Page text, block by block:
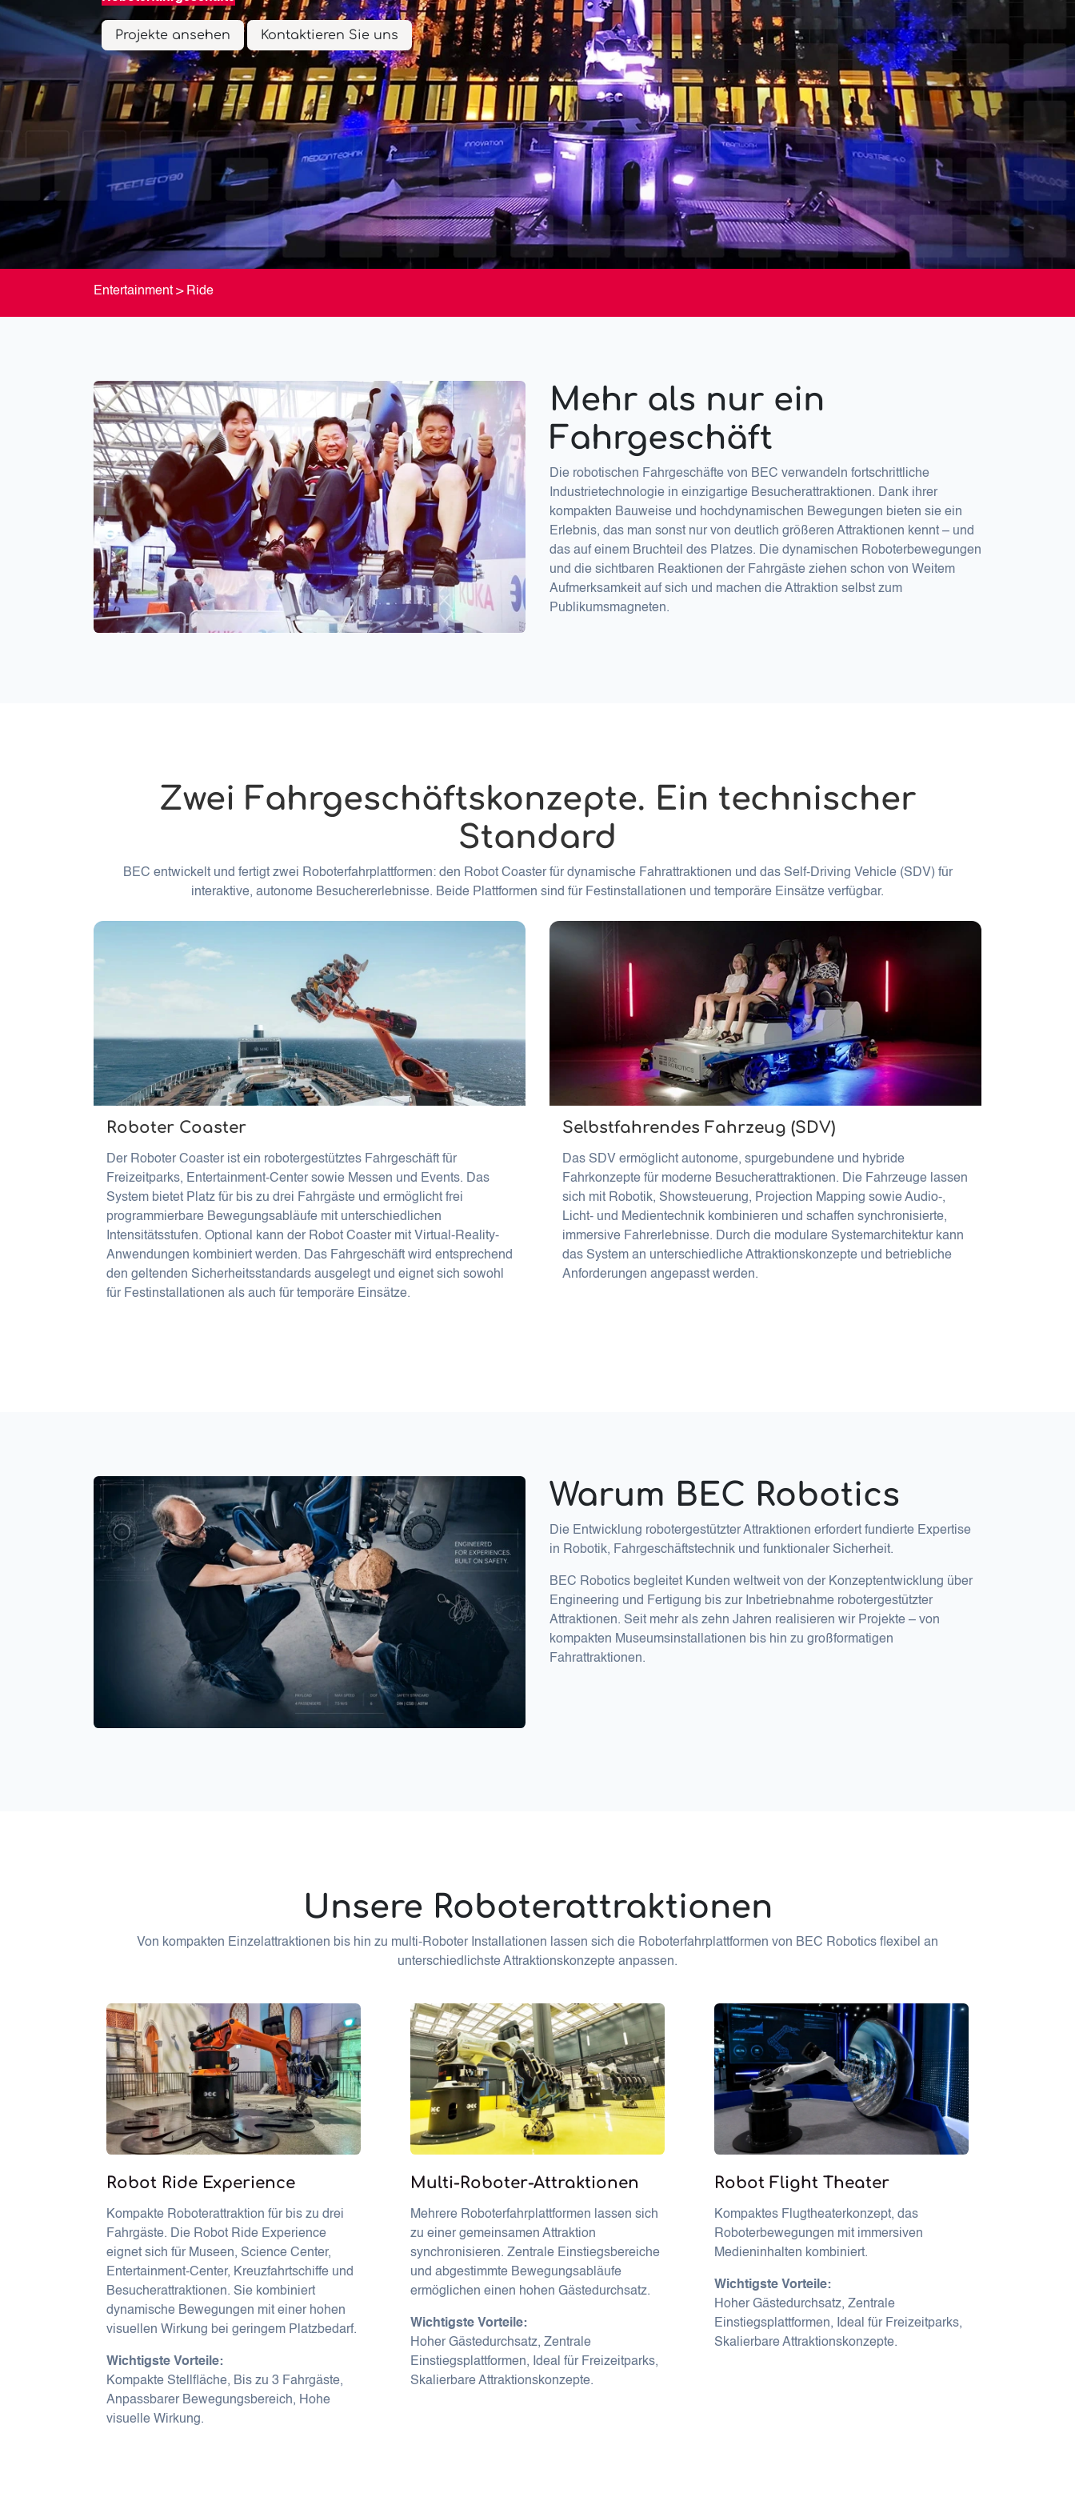
Projekte ansehen Kontaktieren Sie uns
Entertainment > Ride
Mehr als nur ein
Fahrgeschäft
Die robotischen Fahrgeschäfte von BEC verwandeln fortschrittliche
Industrietechnologie in einzigartige Besucherattraktionen. Dank ihrer
kompakten Bauweise und hochdynamischen Bewegungen bieten sie ein
Erlebnis, das man sonst nur von deutlich größeren Attraktionen kennt – und
das auf einem Bruchteil des Platzes. Die dynamischen Roboterbewegungen
und die sichtbaren Reaktionen der Fahrgäste ziehen schon von Weitem
Aufmerksamkeit auf sich und machen die Attraktion selbst zum
Publikumsmagneten.
Zwei Fahrgeschäftskonzepte. Ein technischer
Standard
BEC entwickelt und fertigt zwei Roboterfahrplattformen: den Robot Coaster für dynamische Fahrattraktionen und das Self-Driving Vehicle (SDV) für
interaktive, autonome Besuchererlebnisse. Beide Plattformen sind für Festinstallationen und temporäre Einsätze verfügbar.
Roboter Coaster
Der Roboter Coaster ist ein robotergestütztes Fahrgeschäft für
Freizeitparks, Entertainment-Center sowie Messen und Events. Das
System bietet Platz für bis zu drei Fahrgäste und ermöglicht frei
programmierbare Bewegungsabläufe mit unterschiedlichen
Intensitätsstufen. Optional kann der Robot Coaster mit Virtual-Reality-
Anwendungen kombiniert werden. Das Fahrgeschäft wird entsprechend
den geltenden Sicherheitsstandards ausgelegt und eignet sich sowohl
für Festinstallationen als auch für temporäre Einsätze.
Selbstfahrendes Fahrzeug (SDV)
Das SDV ermöglicht autonome, spurgebundene und hybride
Fahrkonzepte für moderne Besucherattraktionen. Die Fahrzeuge lassen
sich mit Robotik, Showsteuerung, Projection Mapping sowie Audio-,
Licht- und Medientechnik kombinieren und schaffen synchronisierte,
immersive Fahrerlebnisse. Durch die modulare Systemarchitektur kann
das System an unterschiedliche Attraktionskonzepte und betriebliche
Anforderungen angepasst werden.
Warum BEC Robotics
Die Entwicklung robotergestützter Attraktionen erfordert fundierte Expertise
in Robotik, Fahrgeschäftstechnik und funktionaler Sicherheit.
BEC Robotics begleitet Kunden weltweit von der Konzeptentwicklung über
Engineering und Fertigung bis zur Inbetriebnahme robotergestützter
Attraktionen. Seit mehr als zehn Jahren realisieren wir Projekte – von
kompakten Museumsinstallationen bis hin zu großformatigen
Fahrattraktionen.
Unsere Roboterattraktionen
Von kompakten Einzelattraktionen bis hin zu multi-Roboter Installationen lassen sich die Roboterfahrplattformen von BEC Robotics flexibel an
unterschiedlichste Attraktionskonzepte anpassen.
Robot Ride Experience
Kompakte Roboterattraktion für bis zu drei
Fahrgäste. Die Robot Ride Experience
eignet sich für Museen, Science Center,
Entertainment-Center, Kreuzfahrtschiffe und
Besucherattraktionen. Sie kombiniert
dynamische Bewegungen mit einer hohen
visuellen Wirkung bei geringem Platzbedarf.
Wichtigste Vorteile:
Kompakte Stellfläche, Bis zu 3 Fahrgäste,
Anpassbarer Bewegungsbereich, Hohe
visuelle Wirkung.
Multi-Roboter-Attraktionen
Mehrere Roboterfahrplattformen lassen sich
zu einer gemeinsamen Attraktion
synchronisieren. Zentrale Einstiegsbereiche
und abgestimmte Bewegungsabläufe
ermöglichen einen hohen Gästedurchsatz.
Wichtigste Vorteile:
Hoher Gästedurchsatz, Zentrale
Einstiegsplattformen, Ideal für Freizeitparks,
Skalierbare Attraktionskonzepte.
Robot Flight Theater
Kompaktes Flugtheaterkonzept, das
Roboterbewegungen mit immersiven
Medieninhalten kombiniert.
Wichtigste Vorteile:
Hoher Gästedurchsatz, Zentrale
Einstiegsplattformen, Ideal für Freizeitparks,
Skalierbare Attraktionskonzepte.